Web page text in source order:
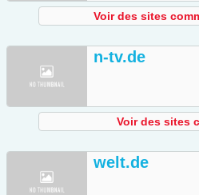
Voir des sites
n-tv.de
Voir des sites
welt.de